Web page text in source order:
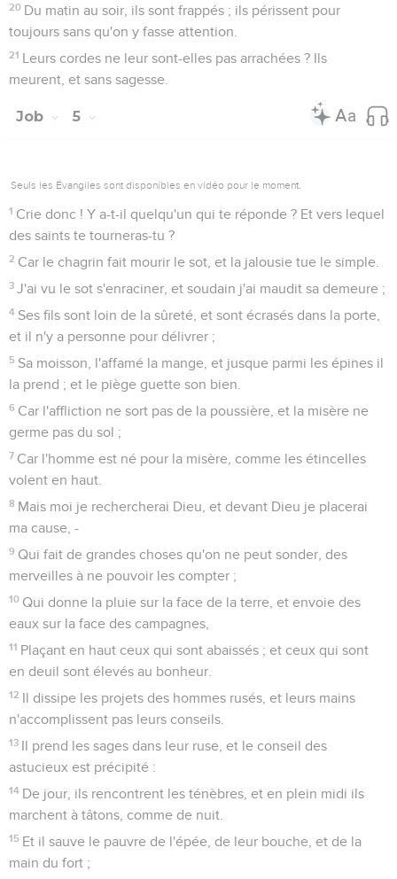
20 Du matin au soir, ils sont frappés ; ils périssent pour
toujours sans qu'on y fasse attention.
21 Leurs cordes ne leur sont-elles pas arrachées ? Ils
meurent, et sans sagesse.
Job 5
Seuls les Évangiles sont disponibles en vidéo pour le moment.
1 Crie donc ! Y a-t-il quelqu'un qui te réponde ? Et vers lequel
des saints te tourneras-tu ?
2 Car le chagrin fait mourir le sot, et la jalousie tue le simple.
3 J'ai vu le sot s'enraciner, et soudain j'ai maudit sa demeure ;
4 Ses fils sont loin de la sûreté, et sont écrasés dans la porte,
et il n'y a personne pour délivrer ;
5 Sa moisson, l'affamé la mange, et jusque parmi les épines il
la prend ; et le piège guette son bien.
6 Car l'affliction ne sort pas de la poussière, et la misère ne
germe pas du sol ;
7 Car l'homme est né pour la misère, comme les étincelles
volent en haut.
8 Mais moi je rechercherai Dieu, et devant Dieu je placerai
ma cause, -
9 Qui fait de grandes choses qu'on ne peut sonder, des
merveilles à ne pouvoir les compter ;
10 Qui donne la pluie sur la face de la terre, et envoie des
eaux sur la face des campagnes,
11 Plaçant en haut ceux qui sont abaissés ; et ceux qui sont
en deuil sont élevés au bonheur.
12 Il dissipe les projets des hommes rusés, et leurs mains
n'accomplissent pas leurs conseils.
13 Il prend les sages dans leur ruse, et le conseil des
astucieux est précipité :
14 De jour, ils rencontrent les ténèbres, et en plein midi ils
marchent à tâtons, comme de nuit.
15 Et il sauve le pauvre de l'épée, de leur bouche, et de la
main du fort ;